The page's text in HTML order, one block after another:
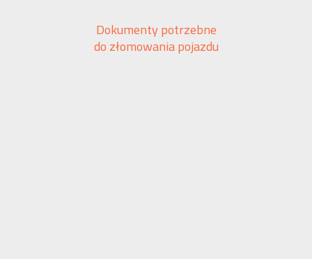
Dokumenty potrzebne
do złomowania pojazdu